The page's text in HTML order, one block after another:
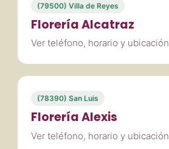
(79500) Villa de Reyes
Florería Alcatraz
Ver teléfono, horario y ubicación
(78390) San Luis
Florería Alexis
Ver teléfono, horario y ubicación